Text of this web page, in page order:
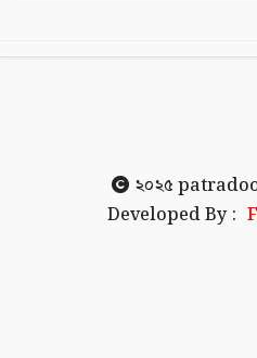
২০২৫
Developed By :